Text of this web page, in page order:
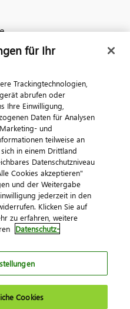
Sie uns
AGBKontakt
für Ihr
Trackingtechnologien,
abrufen oder
Ihre Einwilligung,
Daten für Analysen
und
teilweise an
in einem Drittland
Datenschutzniveau
Cookies akzeptieren"
und der Weitergabe
jederzeit in den
Klicken Sie auf
zu erfahren, weitere
Datenschutz-
Cookies